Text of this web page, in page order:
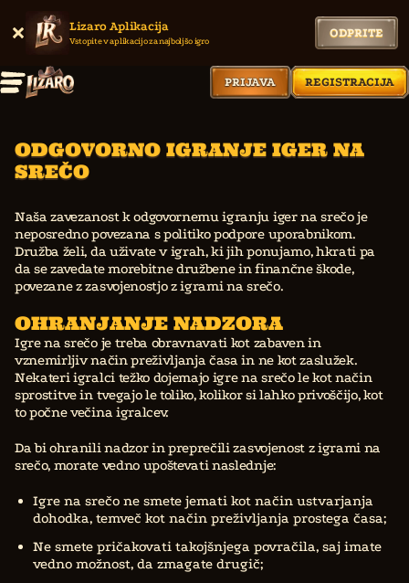
Lizaro Aplikacija
Vstopite v aplikacijo za najboljšo igro
ODPRITE
PRIJAVA REGISTRACIJA
ODGOVORNO IGRANJE IGER NA
SREČO
Naša zavezanost k odgovornemu igranju iger na srečo je
neposredno povezana s politiko podpore uporabnikom.
Družba želi, da uživate v igrah, ki jih ponujamo, hkrati pa
da se zavedate morebitne družbene in finančne škode,
povezane z zasvojenostjo z igrami na srečo.
OHRANJANJE NADZORA
Igre na srečo je treba obravnavati kot zabaven in
vznemirljiv način preživljanja časa in ne kot zaslužek.
Nekateri igralci težko dojemajo igre na srečo le kot način
sprostitve in tvegajo le toliko, kolikor si lahko privoščijo, kot
to počne večina igralcev.
Da bi ohranili nadzor in preprečili zasvojenost z igrami na
srečo, morate vedno upoštevati naslednje:
Igre na srečo ne smete jemati kot način ustvarjanja
dohodka, temveč kot način preživljanja prostega časa;
Ne smete pričakovati takojšnjega povračila, saj imate
vedno možnost, da zmagate drugič;